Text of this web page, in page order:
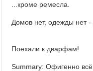
...кроме ремесла.
Домов нет, одежды нет -
Поехали к дварфам!
Summary: Офигенно всё.